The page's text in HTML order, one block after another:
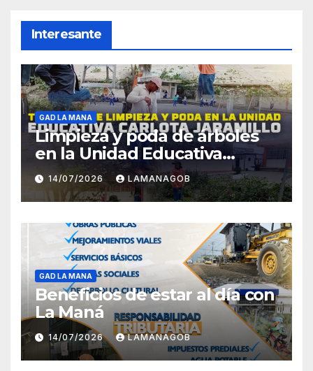
Interesante
GAD LA MANA
Limpieza y poda de árboles
en la Unidad Educativa
Carlota Jaramillo
14/07/2026 LAMANAGOB
GAD LA MANA
Beneficios de estar al día con
La Maná
14/07/2026 LAMANAGOB